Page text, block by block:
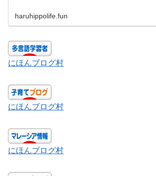
haruhippolife.fun
にほんブログ村
にほんブログ村
にほんブログ村